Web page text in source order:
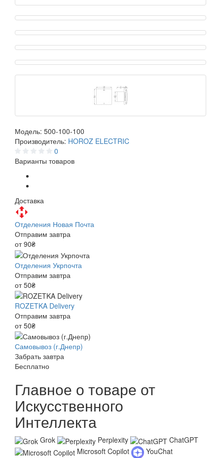
Модель: 500-100-100
Производитель: HOROZ ELECTRIC
0
Варианты товаров
Доставка
Отделения Новая Почта
Отправим завтра
от 90₴
Отделения Укрпочта
Отправим завтра
от 50₴
ROZETKA Delivery
Отправим завтра
от 50₴
Самовывоз (г.Днепр)
Забрать завтра
Бесплатно
Главное о товаре от
Искусственного
Интеллекта
Grok Perplexity
ChatGPT
Microsoft Copilot
YouChat